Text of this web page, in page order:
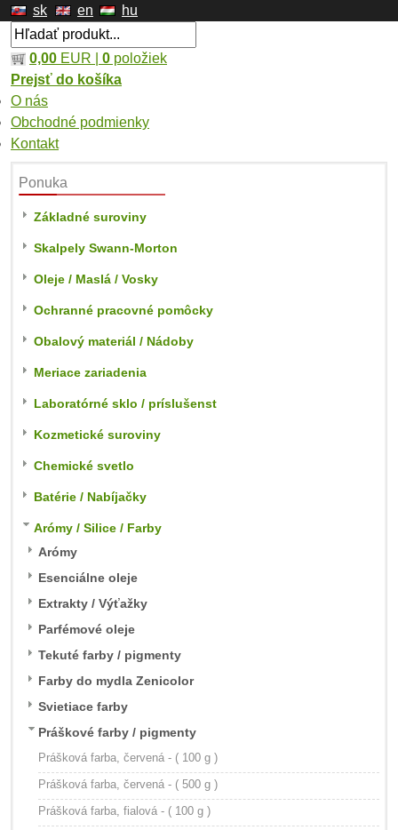
sk en hu
0,00 EUR | 0 položiek
Prejsť do košíka
O nás
Obchodné podmienky
Kontakt
Ponuka
Základné suroviny
Skalpely Swann-Morton
Oleje / Maslá / Vosky
Ochranné pracovné pomôcky
Obalový materiál / Nádoby
Meriace zariadenia
Laboratórné sklo / príslušenst
Kozmetické suroviny
Chemické svetlo
Batérie / Nabíjačky
Arómy / Silice / Farby
Arómy
Esenciálne oleje
Extrakty / Výťažky
Parfémové oleje
Tekuté farby / pigmenty
Farby do mydla Zenicolor
Svietiace farby
Práškové farby / pigmenty
Prášková farba, červená - ( 100 g )
Prášková farba, červená - ( 500 g )
Prášková farba, fialová - ( 100 g )